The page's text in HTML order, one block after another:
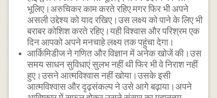
भूलिए।अरुचिकर काम करते रहिए मगर फिर भी अपने
असली उद्देश्य को याद रखिए।उस लक्ष्य को पाने के लिए भी
बराबर कोशिश करते रहिए।यही विश्वास और परिश्रम एक
दिन आपको अपने मनचाहे लक्ष्य तक पहुंचा देगा।
आर्किमिडीज ने गणित और विज्ञान में अनेक खोजें की।उस
समय साधन सुविधाएं सुलभ नहीं थी फिर भी वे निराश नहीं
हुए।उसने आत्मविश्वास नहीं खोया।उसके इसी
आत्मविश्वास और दृढ़संकल्प ने उसे आगे बढ़ाया।अपने